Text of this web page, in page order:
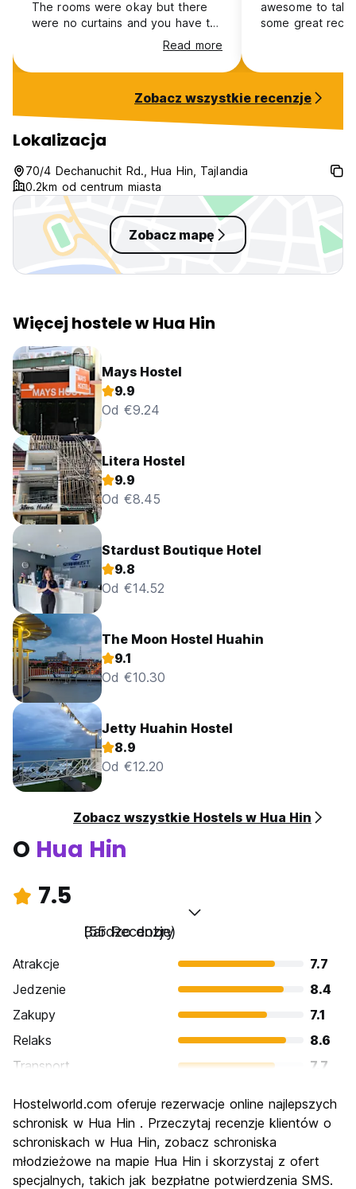
The rooms were okay but there
were no curtains and you have to
walk through another room to get
to yours which is slightly weird.
The staff were friendly and
Read more
awesome to talk
some great
third, the hostel
market, we
Zobacz wszystkie recenzje
Lokalizacja
70/4 Dechanuchit Rd., Hua Hin, Tajlandia
0.2km od centrum miasta
Zobacz mapę
Więcej hostele w Hua Hin
Mays Hostel
9.9
Od €9.24
Litera Hostel
9.9
Od €8.45
Stardust Boutique Hotel
9.8
Od €14.52
The Moon Hostel Huahin
9.1
Od €10.30
Jetty Huahin Hostel
8.9
Od €12.20
Zobacz wszystkie Hostels w Hua Hin
O Hua Hin
7.5
Bardzo dobry
(55 Recenzje)
Atrakcje
7.7
Jedzenie
8.4
Zakupy
7.1
Relaks
8.6
Transport
7.7
Kultura
6.8
Imprezy
Najlepsza wartość
7.7
Hostelworld.com oferuje rezerwacje online najlepszych
schronisk w Hua Hin . Przeczytaj recenzje klientów o
schroniskach w Hua Hin, zobacz schroniska
młodzieżowe na mapie Hua Hin i skorzystaj z ofert
specjalnych, takich jak bezpłatne potwierdzenia SMS.